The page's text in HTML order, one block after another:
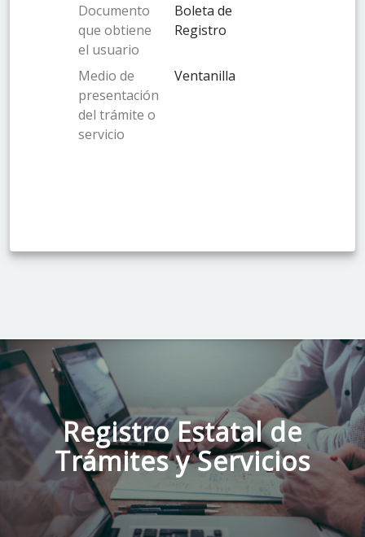
Documento
que obtiene
el usuario
Boleta de
Registro
Medio de
presentación
del trámite o
servicio
Ventanilla
Registro Estatal de
Trámites y Servicios